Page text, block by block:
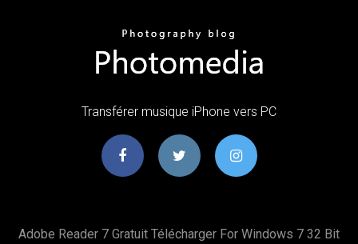
Transférer musique iPhone vers PC
Adobe Reader 7 Gratuit Télécharger For Windows 7 32 Bit